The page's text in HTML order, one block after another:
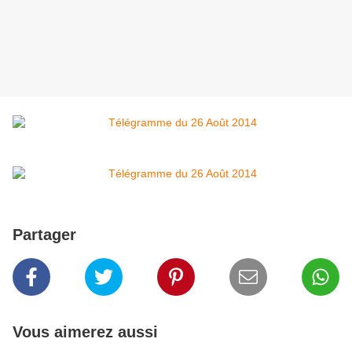
Partager
Vous aimerez aussi